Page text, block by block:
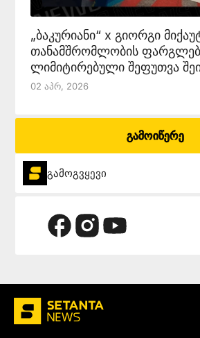
„ბაკურიანი“ x გიორგი
თანამშრომლობის
ლიმიტირებული შეფუთვა
02 Აპრ, 2026
გამოიწერე
გამოგვყევი